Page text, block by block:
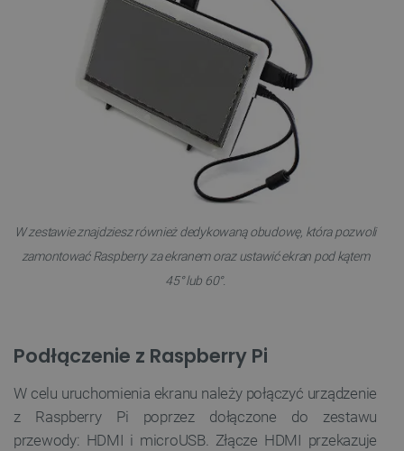
W zestawie znajdziesz również dedykowaną obudowę, która pozwoli
zamontować Raspberry za ekranem oraz ustawić ekran pod kątem
45° lub 60°.
Podłączenie z Raspberry Pi
W celu uruchomienia ekranu należy połączyć urządzenie
z Raspberry Pi poprzez dołączone do zestawu
przewody: HDMI i microUSB. Złącze HDMI przekazuje